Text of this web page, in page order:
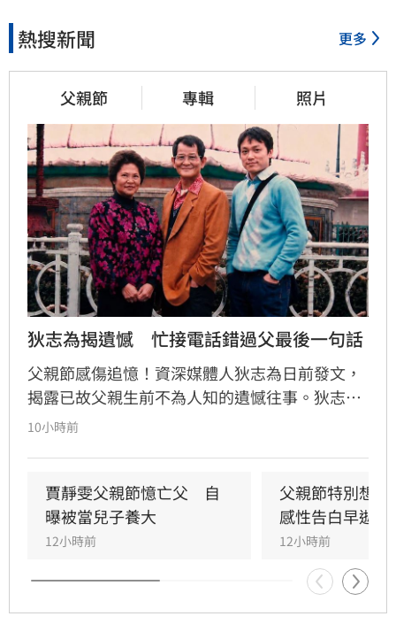
熱搜新聞 更多
父親節 專輯 照片
狄志為揭遺憾　忙接電話錯過父最後一句話
父親節感傷追憶！資深媒體人狄志為日前發文，
揭露已故父親生前不為人知的遺憾往事。狄志為
透露，父親一生以海為家，兩人相處時間極少，
在門外落淚。最讓狄志為心碎的是，當年陪病重
父親曬太陽時，自己因忙於接工作電話而忽視了
父親，沒想到那竟是父子最後的相處，父親回房
後便陷入永眠。這段錯過的對話成為他20年來心
中最深的遺憾，他以此感嘆，有些電話晚點接沒
關係，但錯過的親情與話語，可能再也無法挽
10小時前
賈靜雯父親節憶亡父　自
曝被當兒子養大
12小時前
父親節特別想
感性告白早逝父
12小時前